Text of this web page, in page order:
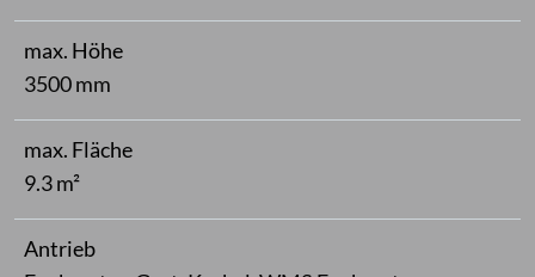
max. Höhe
3500 mm
max. Fläche
9.3 m²
Antrieb